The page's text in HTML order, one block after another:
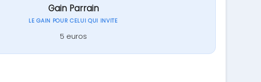
Gain Parrain
LE GAIN POUR CELUI QUI INVITE
5 euros